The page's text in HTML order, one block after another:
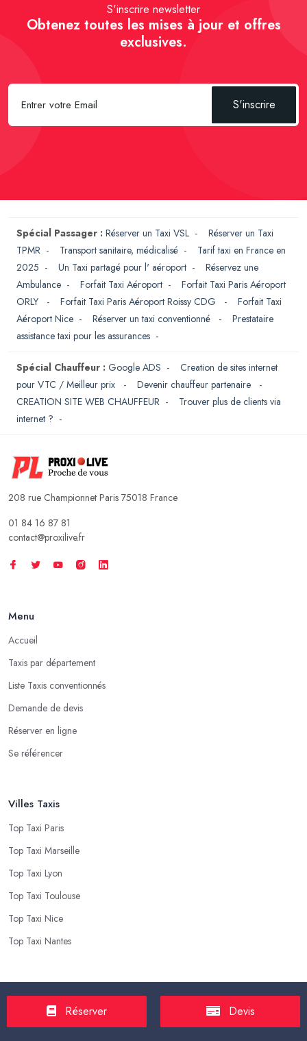
S'inscrire newsletter
Obtenez toutes les mises à jour et offres
exclusives.
S'inscrire
Spécial Passager : Réserver un Taxi VSL - Réserver un Taxi
TPMR - Transport sanitaire, médicalisé - Tarif taxi en France en
2025 - Un Taxi partagé pour l' aéroport - Réservez une
Ambulance - Forfait Taxi Aéroport - Forfait Taxi Paris Aéroport
ORLY
- Forfait Taxi Paris Aéroport Roissy CDG - Forfait Taxi
Aéroport Nice - Réserver un taxi conventionné - Prestataire
assistance taxi pour les assurances -
Spécial Chauffeur : Google ADS - Creation de sites internet
pour VTC / Meilleur prix
- Devenir chauffeur partenaire
-
CREATION SITE WEB CHAUFFEUR - Trouver plus de clients via
internet ? -
208 rue Championnet Paris 75018 France
01 84 16 87 81
contact@proxilive.fr
Menu
Accueil
Taxis par département
Liste Taxis conventionnés
Demande de devis
Réserver en ligne
Se référencer
Villes Taxis
Top Taxi Paris
Top Taxi Marseille
Top Taxi Lyon
Top Taxi Toulouse
Top Taxi Nice
Top Taxi Nantes
Tarif Course TaxiRéserver Devis